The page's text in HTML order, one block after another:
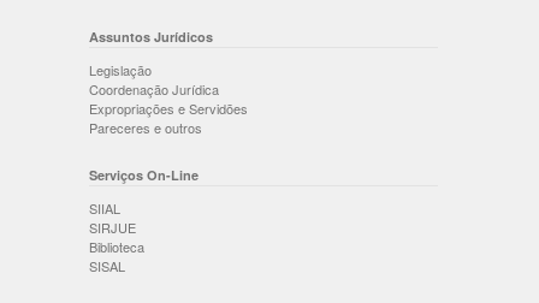
Assuntos Jurídicos
Legislação
Coordenação Jurídica
Expropriações e Servidões
Pareceres e outros
Serviços On-Line
SIIAL
SIRJUE
Biblioteca
SISAL